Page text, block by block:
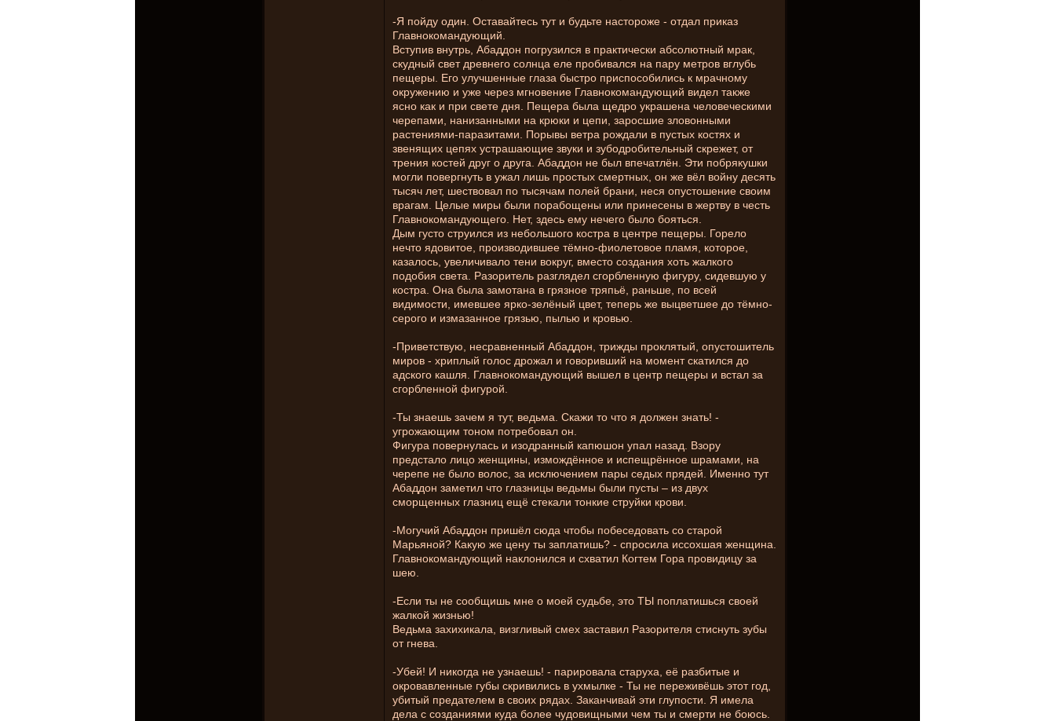
-Я пойду один. Оставайтесь тут и будьте настороже - отдал приказ
Главнокомандующий.
Вступив внутрь, Абаддон погрузился в практически абсолютный мрак,
скудный свет древнего солнца еле пробивался на пару метров вглубь
пещеры. Его улучшенные глаза быстро приспособились к мрачному
окружению и уже через мгновение Главнокомандующий видел также
ясно как и при свете дня. Пещера была щедро украшена человеческими
черепами, нанизанными на крюки и цепи, заросшие зловонными
растениями-паразитами. Порывы ветра рождали в пустых костях и
звенящих цепях устрашающие звуки и зубодробительный скрежет, от
трения костей друг о друга. Абаддон не был впечатлён. Эти побрякушки
могли повергнуть в ужал лишь простых смертных, он же вёл войну десять
тысяч лет, шествовал по тысячам полей брани, неся опустошение своим
врагам. Целые миры были порабощены или принесены в жертву в честь
Главнокомандующего. Нет, здесь ему нечего было бояться.
Дым густо струился из небольшого костра в центре пещеры. Горело
нечто ядовитое, производившее тёмно-фиолетовое пламя, которое,
казалось, увеличивало тени вокруг, вместо создания хоть жалкого
подобия света. Разоритель разглядел сгорбленную фигуру, сидевшую у
костра. Она была замотана в грязное тряпьё, раньше, по всей
видимости, имевшее ярко-зелёный цвет, теперь же выцветшее до тёмно-
серого и измазанное грязью, пылью и кровью.
-Приветствую, несравненный Абаддон, трижды проклятый, опустошитель
миров - хриплый голос дрожал и говоривший на момент скатился до
адского кашля. Главнокомандующий вышел в центр пещеры и встал за
сгорбленной фигурой.
-Ты знаешь зачем я тут, ведьма. Скажи то что я должен знать! -
угрожающим тоном потребовал он.
Фигура повернулась и изодранный капюшон упал назад. Взору
предстало лицо женщины, измождённое и испещрённое шрамами, на
черепе не было волос, за исключением пары седых прядей. Именно тут
Абаддон заметил что глазницы ведьмы были пусты – из двух
сморщенных глазниц ещё стекали тонкие струйки крови.
-Могучий Абаддон пришёл сюда чтобы побеседовать со старой
Марьяной? Какую же цену ты заплатишь? - спросила иссохшая женщина.
Главнокомандующий наклонился и схватил Когтем Гора провидицу за
шею.
-Если ты не сообщишь мне о моей судьбе, это ТЫ поплатишься своей
жалкой жизнью!
Ведьма захихикала, визгливый смех заставил Разорителя стиснуть зубы
от гнева.
-Убей! И никогда не узнаешь! - парировала старуха, её разбитые и
окровавленные губы скривились в ухмылке - Ты не переживёшь этот год,
убитый предателем в своих рядах. Заканчивай эти глупости. Я имела
дела с созданиями куда более чудовищными чем ты и смерти не боюсь.